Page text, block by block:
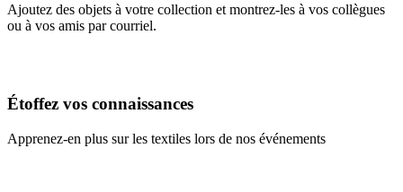
Ajoutez des objets à votre collection et montrez-les à vos collègues
ou à vos amis par courriel.
Étoffez vos connaissances
Apprenez-en plus sur les textiles lors de nos événements